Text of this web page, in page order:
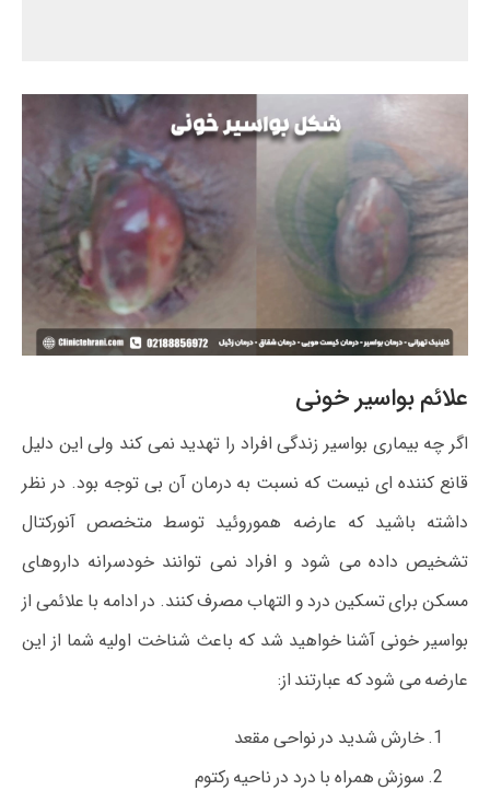
علائم بواسیر خونی
اگر چه بیماری بواسیر زندگی افراد را تهدید نمی کند ولی این دلیل
قانع کننده ای نیست که نسبت به درمان آن بی توجه بود. در نظر
داشته باشید که عارضه هموروئید توسط متخصص آنورکتال
تشخیص داده می شود و افراد نمی توانند خودسرانه داروهای
مسکن برای تسکین درد و التهاب مصرف کنند. در ادامه با علائمی از
بواسیر خونی آشنا خواهید شد که باعث شناخت اولیه شما از این
عارضه می شود که عبارتند از:
خارش شدید در نواحی مقعد
سوزش همراه با درد در ناحیه رکتوم